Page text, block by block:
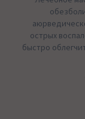
острых
быстро